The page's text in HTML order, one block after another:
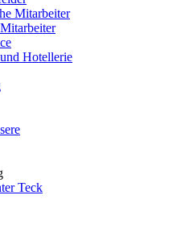
Mitarbeiter
Hotellerie
Teck